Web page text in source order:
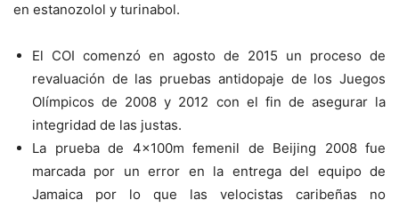
en estanozolol y turinabol.
El COI comenzó en agosto de 2015 un proceso de
revaluación de las pruebas antidopaje de los Juegos
Olímpicos de 2008 y 2012 con el fin de asegurar la
integridad de las justas.
La prueba de 4x100m femenil de Beijing 2008 fue
marcada por un error en la entrega del equipo de
Jamaica por lo que las velocistas caribeñas no